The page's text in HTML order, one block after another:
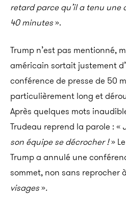
retard parce qu’il a tenu une
40 minutes».
Trump n’est pas mentionné,
américain sortait justement
conférence de presse de 50
particulièrement long et
Après quelques mots
Trudeau reprend la parole : «
son équipe se décrocher !»
Trump a annulé une
sommet, non sans reprocher
visages».